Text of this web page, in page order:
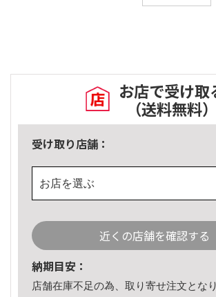
お店で受け取
（送料無料）
受け取り店舗：
お店を選ぶ
近くの店舗を確認する
納期目安：
店舗在庫不足の為、取り寄せ注文となり